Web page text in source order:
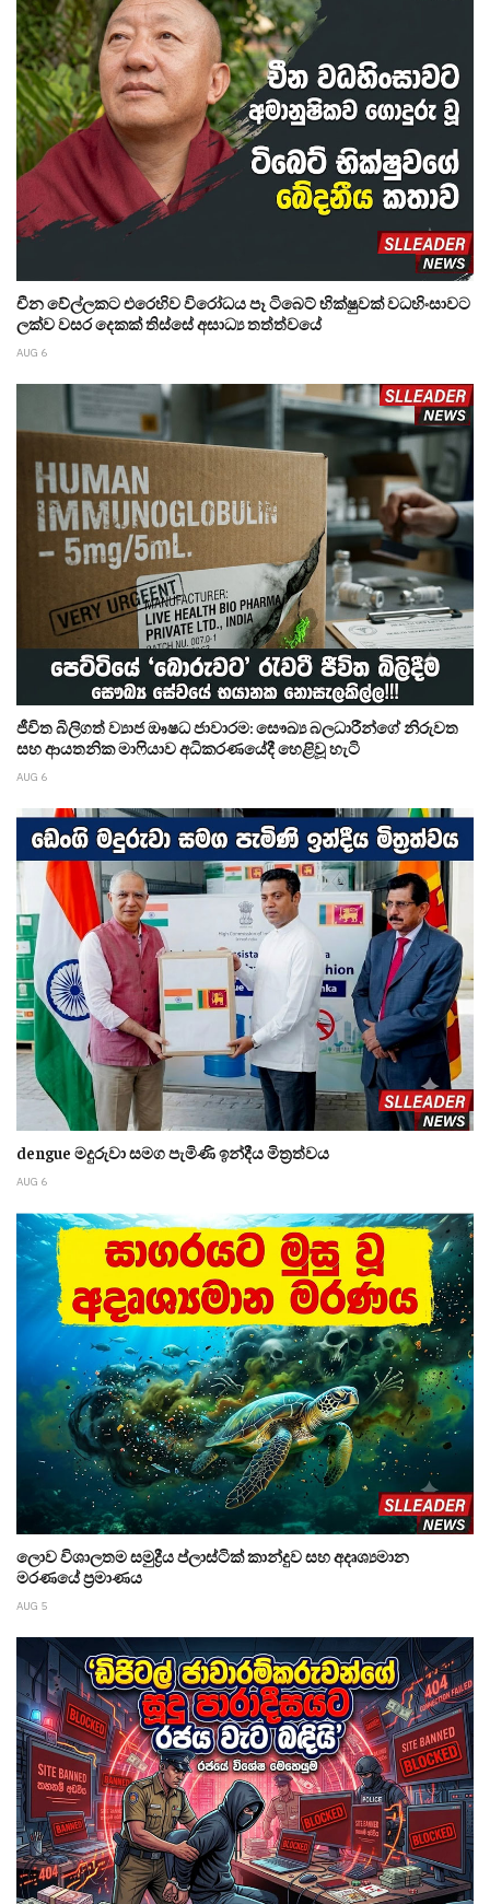
චීන වේල්ලකට එරෙහිව විරෝධය පෑ ටිබෙට් භික්ෂුවක් වධහිංසාවට
ලක්ව වසර දෙකක් තිස්සේ අසාධ්‍ය තත්ත්වයේ
AUG 6
ජීවිත බිලිගත් ව්‍යාජ ඖෂධ ජාවාරම: සෞඛ්‍ය බලධාරීන්ගේ නිරුවත
සහ ආයතනික මාෆියාව අධිකරණයේදී හෙළිවූ හැටි
AUG 6
dengue මදුරුවා සමග පැමිණි ඉන්දීය මිත්‍රත්වය
AUG 6
ලොව විශාලතම සමුද්‍රීය ප්ලාස්ටික් කාන්දුව සහ අදෘශ්‍යමාන
මරණයේ ප්‍රමාණය
AUG 5